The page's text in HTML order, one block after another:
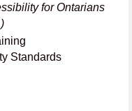
for Ontarians
Standards